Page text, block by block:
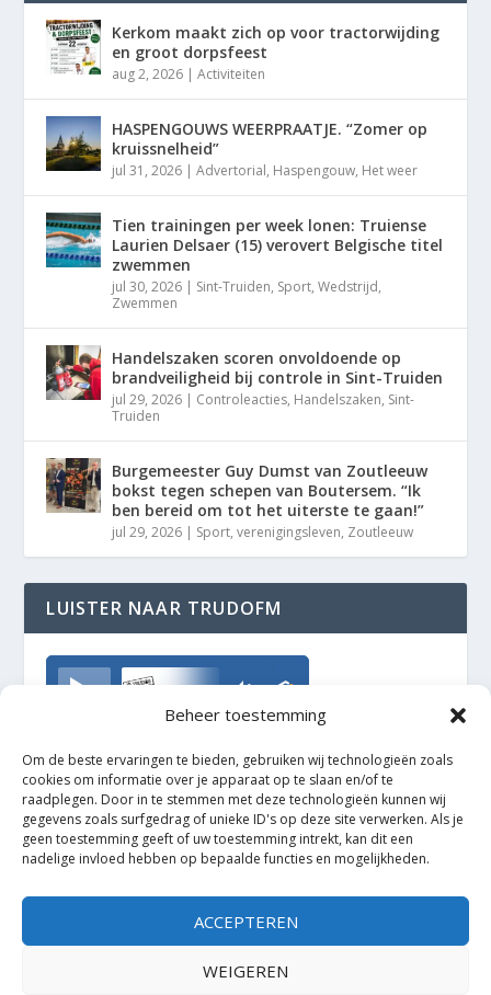
Beheer toestemming
Om de beste ervaringen te bieden, gebruiken wij technologieën zoals
cookies om informatie over je apparaat op te slaan en/of te
raadplegen. Door in te stemmen met deze technologieën kunnen wij
gegevens zoals surfgedrag of unieke ID's op deze site verwerken. Als je
geen toestemming geeft of uw toestemming intrekt, kan dit een
nadelige invloed hebben op bepaalde functies en mogelijkheden.
ACCEPTEREN
WEIGEREN
Kerkom maakt zich op voor tractorwijding
en groot dorpsfeest
aug 2, 2026 |Activiteiten
HASPENGOUWS WEERPRAATJE. “Zomer op
kruissnelheid”
jul 31, 2026 |Advertorial, Haspengouw, Het weer
Tien trainingen per week lonen: Truiense
Laurien Delsaer (15) verovert Belgische titel
zwemmen
jul 30, 2026 | Sint-Truiden, Sport,Wedstrijd,
Zwemmen
Handelszaken scoren onvoldoende op
brandveiligheid bij controle in Sint-Truiden
jul 29, 2026 | Controleacties, Handelszaken, Sint-
Truiden
Burgemeester Guy Dumst van Zoutleeuw
bokst tegen schepen van Boutersem. “Ik
ben bereid om tot het uiterste te gaan!”
jul 29, 2026 | Sport,verenigingsleven, Zoutleeuw
LUISTER NAAR TRUDOFM
TrudoFM